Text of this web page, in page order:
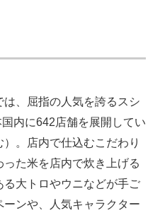
、屈指の人気を誇るスシ
内に642店舗を展開してい
。店内で仕込むこだわり
た米を店内で炊き上げる
大トロやウニなどが手ご
ンや、人気キャラクター